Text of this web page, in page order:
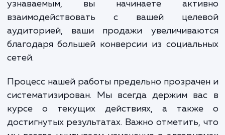
информации в социальных
настраиваем и проводим рекламные
отслеживая их эффективность и
случае необходимости. Мы ведем
активное взаимодействие с вашей
Достижение этих услуг приводит к
преимуществ. Ваш бренд